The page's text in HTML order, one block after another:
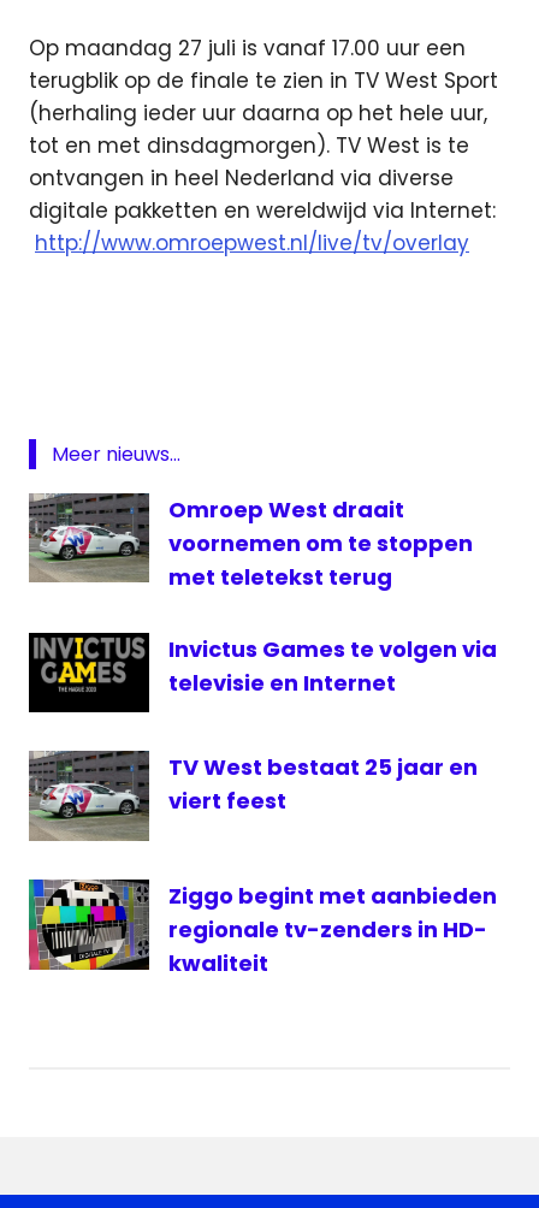
Op maandag 27 juli is vanaf 17.00 uur een
terugblik op de finale te zien in TV West Sport
(herhaling ieder uur daarna op het hele uur,
tot en met dinsdagmorgen). TV West is te
ontvangen in heel Nederland via diverse
digitale pakketten en wereldwijd via Internet:
http://www.omroepwest.nl/live/tv/overlay
Tennis
Live
TV
Meer nieuws...
Omroep West draait
voornemen om te stoppen
met teletekst terug
Invictus Games te volgen via
televisie en Internet
TV West bestaat 25 jaar en
viert feest
Ziggo begint met aanbieden
regionale tv-zenders in HD-
kwaliteit